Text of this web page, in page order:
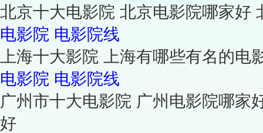
北京十大电影院 北京电影院哪家好
电影院 电影院线
上海十大影院 上海有哪些有名的电
电影院 电影院线
广州市十大电影院 广州电影院哪家
好